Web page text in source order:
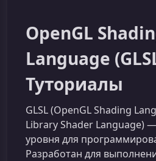
OpenGL
Language
Туториалы
GLSL (OpenGL Shading
Library Shader Language)
уровня для
Разработан для